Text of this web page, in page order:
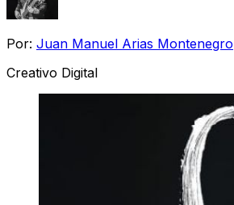
Por: Juan Manuel Arias Montenegro
Creativo Digital